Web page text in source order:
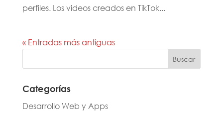
perfiles. Los videos creados en TikTok...
« Entradas más antiguas
Categorías
Desarrollo Web y Apps